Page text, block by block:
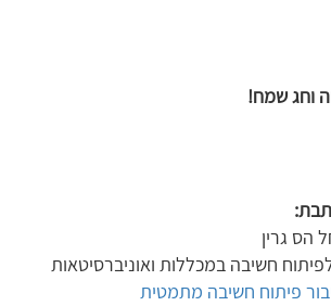
וחג שמח!
הס גרין
חשיבה במכללות ואוניברסיטאות
פיתוח חשיבה מתמטית